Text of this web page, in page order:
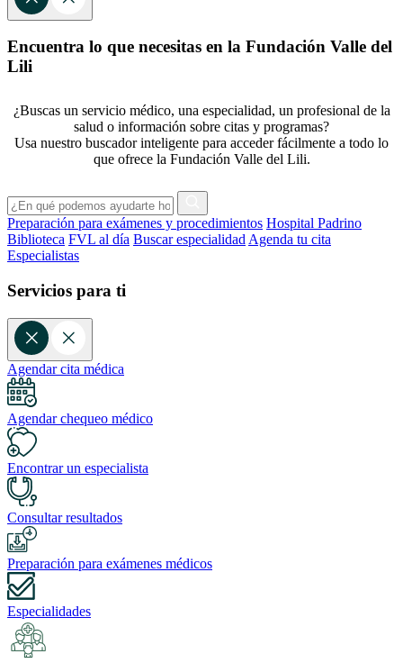
Encuentra lo que necesitas en la Fundación Valle del
Lili
¿Buscas un servicio médico, una especialidad, un profesional de la
salud o información sobre citas y programas?
Usa nuestro buscador inteligente para acceder fácilmente a todo lo
que ofrece la Fundación Valle del Lili.
Preparación para exámenes y procedimientos Hospital Padrino
Biblioteca FVL al día Buscar especialidad Agenda tu cita
Especialistas
Servicios para ti
Agendar cita médica
Agendar chequeo médico
Encontrar un especialista
Consultar resultados
Preparación para exámenes médicos
Especialidades